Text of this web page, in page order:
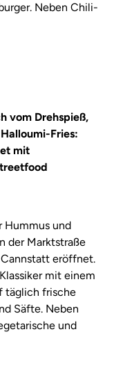
Neben Chili-
vom Drehspieß,
Fries:
mit
Hummus und
der Marktstraße
eröffnet.
mit einem
täglich frische
Säfte. Neben
und